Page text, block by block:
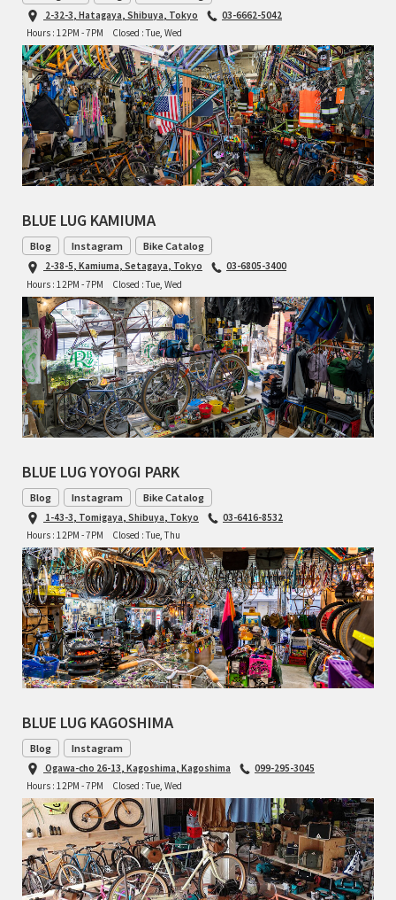
TOMII CYCLES
UNVER
WILDE
2-32-3, Hatagaya, Shibuya, Tokyo
03-6662-5042
Hours : 12PM - 7PM
Closed : Tue, Wed
BLUE LUG KAMIUMA
Blog Instagram Bike Catalog
2-38-5, Kamiuma, Setagaya, Tokyo
03-6805-3400
Hours : 12PM - 7PM
Closed : Tue, Wed
BLUE LUG YOYOGI PARK
Blog Instagram Bike Catalog
1-43-3, Tomigaya, Shibuya, Tokyo
03-6416-8532
Hours : 12PM - 7PM
Closed : Tue, Thu
BLUE LUG KAGOSHIMA
Blog Instagram
Ogawa-cho 26-13, Kagoshima, Kagoshima
099-295-3045
Hours : 12PM - 7PM
Closed : Tue, Wed